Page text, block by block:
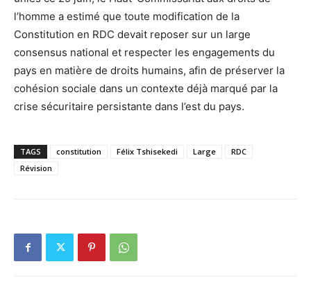
l’homme a estimé que toute modification de la
Constitution en RDC devait reposer sur un large
consensus national et respecter les engagements du
pays en matière de droits humains, afin de préserver la
cohésion sociale dans un contexte déjà marqué par la
crise sécuritaire persistante dans l’est du pays.
TAGS constitution Félix Tshisekedi Large
RDC
Révision